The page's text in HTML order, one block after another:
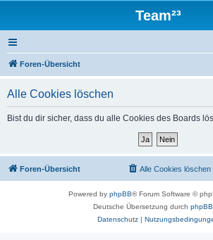
Team²³
Foren-Übersicht
Alle Cookies löschen
Bist du dir sicher, dass du alle Cookies des Boards
Foren-Übersicht Alle Cookies löschen
Powered by phpBB® Forum Software ©
Deutsche Übersetzung durch
Datenschutz|